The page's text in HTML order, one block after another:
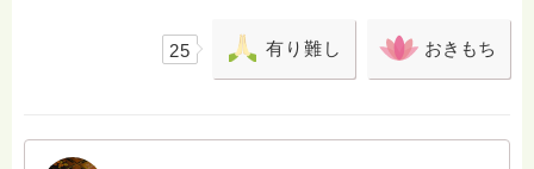
25 有り難し おきもち